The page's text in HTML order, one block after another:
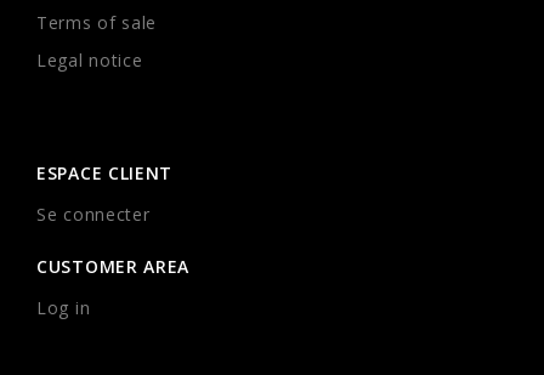
Terms of sale
Legal notice
ESPACE CLIENT
Se connecter
CUSTOMER AREA
Log in